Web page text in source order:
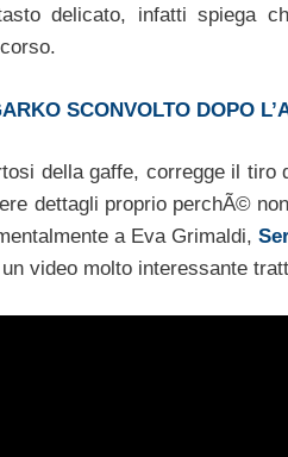
delicato, infatti spiega
SCONVOLTO DOPO
della gaffe, corregge il
dettagli proprio perchÃ©
a Eva Grimaldi,
video molto interessante